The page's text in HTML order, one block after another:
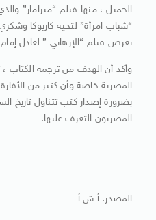
الجميل ، منها فيلم “ميرامار”
“شباب امرأة” لتحية كاريوكا
بعرض فيلم “الإرهابي ” لعادل
وأكد أن الهدف من ترجمة الكتاب ،
المصرية خاصة وأن كثير من
بضرورة إصدار كتب تتناول تاريخ
المصريون التعرف عليها.
المصدر: أ ش أ